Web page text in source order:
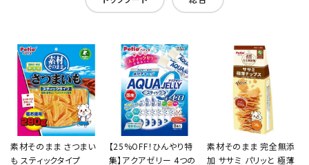
素材そのまま さつまい
も スティックタイプ
【25%OFF！ひんやり特
集】アクアゼリー 4つの
素材そのまま 完全無添
加 ササミ パリッと 極薄